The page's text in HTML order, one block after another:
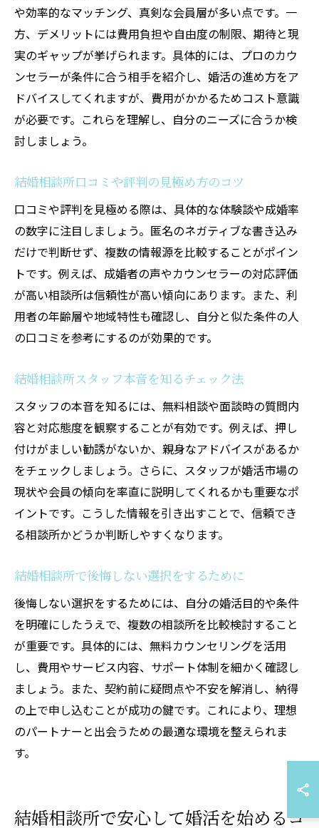
や効率的なマッチング、真剣な会員層が多い点です。一
方、デメリットには費用負担や自由度の制限、期待と現
実のギャップが挙げられます。具体的には、プロのカウ
ンセラーが条件に合う相手を紹介し、婚活の進め方をア
ドバイスしてくれますが、費用がかかるためコスト意識
が必要です。これらを理解し、自分のニーズに合うか検
討しましょう。
結婚相談所口コミや評判の見極め方のコツ
口コミや評判を見極める際は、具体的な体験談や成婚率
の数字に注目しましょう。匿名のネガティブな書き込み
だけで判断せず、複数の情報源を比較することがポイン
トです。例えば、成婚者の声やカウンセラーの対応評価
が高い相談所は信頼性が高い傾向にあります。また、利
用者の年齢層や地域特性も確認し、自分と似た条件の人
の口コミを参考にするのが効果的です。
結婚相談所スタッフ本音を知るチェック法
スタッフの本音を知るには、無料相談や面談時の質問内
容と対応態度を観察することが有効です。例えば、押し
付けがましい勧誘がないか、親身なアドバイスがあるか
をチェックしましょう。さらに、スタッフが婚活市場の
現状や会員の傾向を率直に説明してくれるかも重要なポ
イントです。こうした情報を引き出すことで、信頼でき
る相談所かどうか判断しやすくなります。
結婚相談所で後悔しない選択をするために
後悔しない選択をするためには、自分の婚活目的や条件
を明確にしたうえで、複数の相談所を比較検討すること
が重要です。具体的には、無料カウンセリングを活用
し、費用やサービス内容、サポート体制を細かく確認し
ましょう。また、契約前に疑問点や不安を解消し、納得
の上で申し込むことが成功の鍵です。これにより、理想
のパートナーと出会うための最適な環境を整えられま
す。
結婚相談所で安心して婚活を始めるコ